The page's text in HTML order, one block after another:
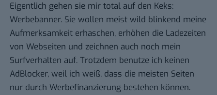
Eigentlich gehen sie mir total auf den Keks:
Werbebanner. Sie wollen meist wild blinkend meine
Aufmerksamkeit erhaschen, erhöhen die Ladezeiten
von Webseiten und zeichnen auch noch mein
Surfverhalten auf. Trotzdem benutze ich keinen
AdBlocker, weil ich weiß, dass die meisten Seiten
nur durch Werbefinanzierung bestehen können.